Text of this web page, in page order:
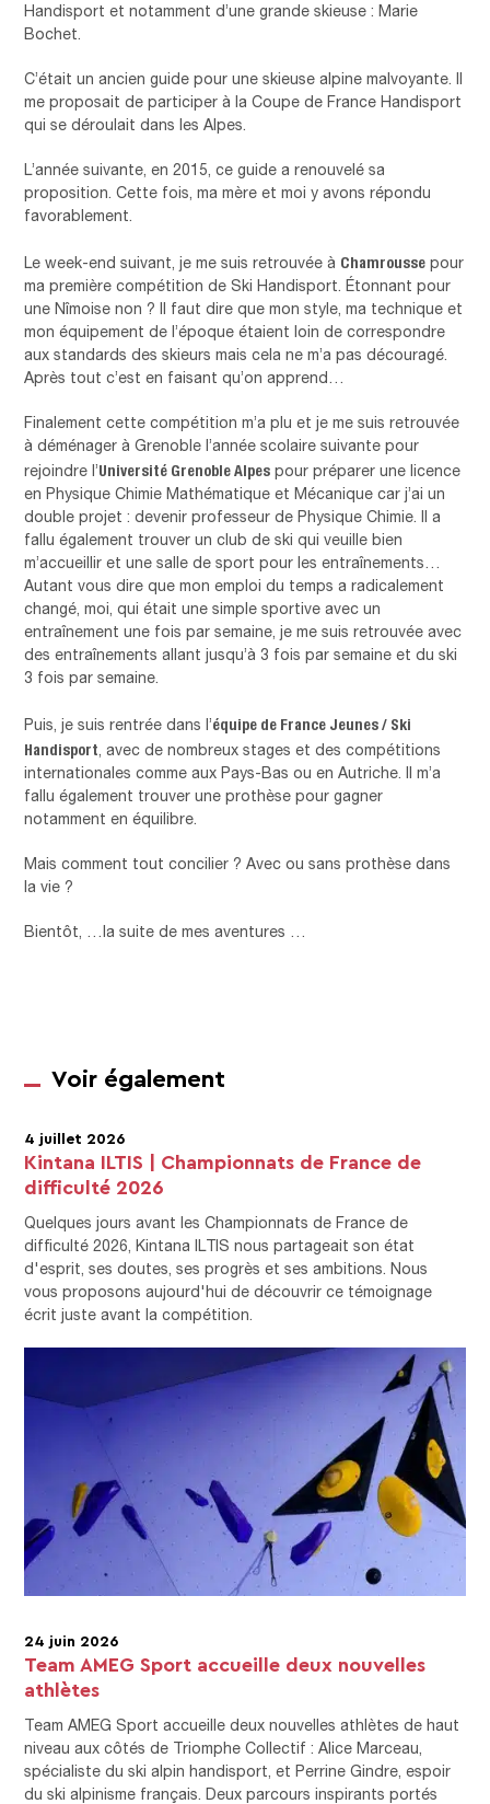
Handisport et notamment d’une grande skieuse : Marie
Bochet.
C’était un ancien guide pour une skieuse alpine malvoyante. Il
me proposait de participer à la Coupe de France Handisport
qui se déroulait dans les Alpes.
L’année suivante, en 2015, ce guide a renouvelé sa
proposition. Cette fois, ma mère et moi y avons répondu
favorablement.
Le week-end suivant, je me suis retrouvée à Chamrousse pour
ma première compétition de Ski Handisport. Étonnant pour
une Nîmoise non ? Il faut dire que mon style, ma technique et
mon équipement de l’époque étaient loin de correspondre
aux standards des skieurs mais cela ne m’a pas découragé.
Après tout c’est en faisant qu’on apprend…
Finalement cette compétition m’a plu et je me suis retrouvée
à déménager à Grenoble l’année scolaire suivante pour
rejoindre l’Université Grenoble Alpes pour préparer une licence
en Physique Chimie Mathématique et Mécanique car j’ai un
double projet : devenir professeur de Physique Chimie. Il a
fallu également trouver un club de ski qui veuille bien
m’accueillir et une salle de sport pour les entraînements…
Autant vous dire que mon emploi du temps a radicalement
changé, moi, qui était une simple sportive avec un
entraînement une fois par semaine, je me suis retrouvée avec
des entraînements allant jusqu’à 3 fois par semaine et du ski
3 fois par semaine.
Puis, je suis rentrée dans l’équipe de France Jeunes / Ski
Handisport , avec de nombreux stages et des compétitions
internationales comme aux Pays-Bas ou en Autriche. Il m’a
fallu également trouver une prothèse pour gagner
notamment en équilibre.
Mais comment tout concilier ? Avec ou sans prothèse dans
la vie ?
Bientôt, …la suite de mes aventures …
Voir également
4 juillet 2026
Kintana ILTIS | Championnats de France de
difficulté 2026
Quelques jours avant les Championnats de France de
difficulté 2026, Kintana ILTIS nous partageait son état
d'esprit, ses doutes, ses progrès et ses ambitions. Nous
vous proposons aujourd'hui de découvrir ce témoignage
écrit juste avant la compétition.
24 juin 2026
Team AMEG Sport accueille deux nouvelles
athlètes
Team AMEG Sport accueille deux nouvelles athlètes de haut
niveau aux côtés de Triomphe Collectif : Alice Marceau,
spécialiste du ski alpin handisport, et Perrine Gindre, espoir
du ski alpinisme français. Deux parcours inspirants portés